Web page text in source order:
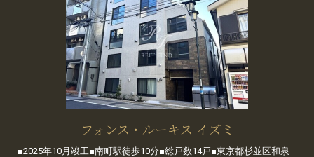
フォンス・ルーキス イズミ
■2025年10月竣工■南町駅徒歩10分■総戸数14戸■東京都杉並区和泉